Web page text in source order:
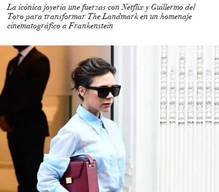
La icónica joyería une fuerzas con Netflix y Guillermo del
Toro para transformar The Landmark en un homenaje
cinematográfico a Frankenstein